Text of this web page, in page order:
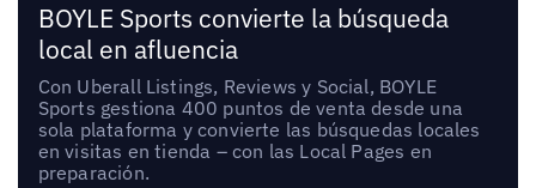
BOYLE Sports convierte la búsqueda
local en afluencia
Con Uberall Listings, Reviews y Social, BOYLE
Sports gestiona 400 puntos de venta desde una
sola plataforma y convierte las búsquedas locales
en visitas en tienda – con las Local Pages en
preparación.